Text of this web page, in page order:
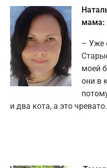
мама:
– Уже
моей
они в
и два кота, а это